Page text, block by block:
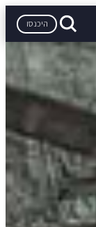
היכנסו